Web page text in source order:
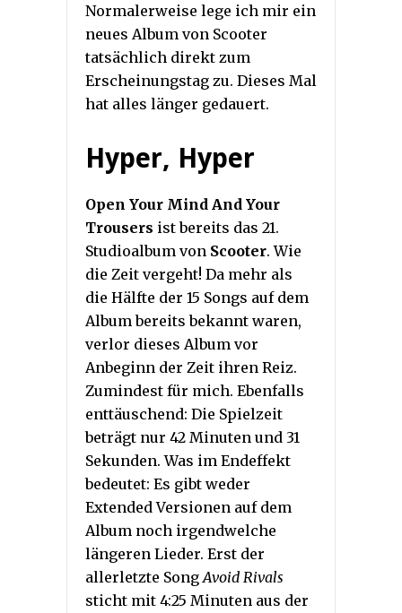
Normalerweise lege ich mir ein
neues Album von Scooter
tatsächlich direkt zum
Erscheinungstag zu. Dieses Mal
hat alles länger gedauert.
Hyper, Hyper
Open Your Mind And Your
Trousers ist bereits das 21.
Studioalbum von Scooter. Wie
die Zeit vergeht! Da mehr als
die Hälfte der 15 Songs auf dem
Album bereits bekannt waren,
verlor dieses Album vor
Anbeginn der Zeit ihren Reiz.
Zumindest für mich. Ebenfalls
enttäuschend: Die Spielzeit
beträgt nur 42 Minuten und 31
Sekunden. Was im Endeffekt
bedeutet: Es gibt weder
Extended Versionen auf dem
Album noch irgendwelche
längeren Lieder. Erst der
allerletzte Song Avoid Rivals
sticht mit 4:25 Minuten aus der